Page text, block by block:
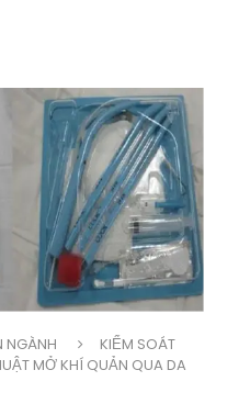
NGÀNH
KIỂM SOÁT
MỞ KHÍ QUẢN QUA DA